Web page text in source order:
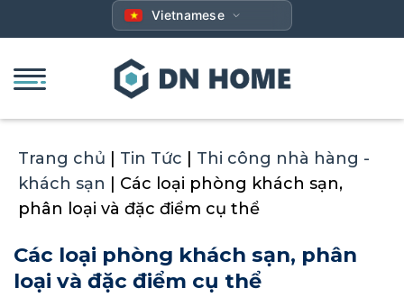
qua
dung
Vietnamese
Trang chủ Tin Tức
Thi công nhà hàng -
khách sạn
Các loại phòng khách sạn,
phân loại và đặc điểm cụ thể
Các loại phòng khách sạn, phân
loại và đặc điểm cụ thể